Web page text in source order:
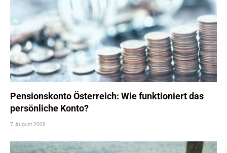
Pensionskonto Österreich: Wie funktioniert das
persönliche Konto?
7. August 2026